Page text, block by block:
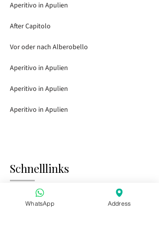
Aperitivo in Apulien
After Capitolo
Vor oder nach Alberobello
Aperitivo in Apulien
Aperitivo in Apulien
Aperitivo in Apulien
Schnelllinks
Startseite Besuch der Gärten
WhatsApp Address